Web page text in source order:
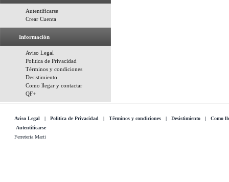
Autentificarse
Crear Cuenta
Información
Aviso Legal
Politica de Privacidad
Términos y condiciones
Desistimiento
Como llegar y contactar
QF+
Aviso Legal | Politica de Privacidad | Términos y condiciones | Desistimiento | Como
Autentificarse
Ferreteria Marti